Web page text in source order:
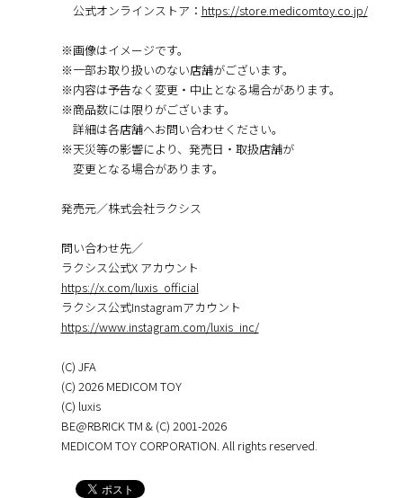
公式オンラインストア： https://store.medicomtoy.co.jp/
※画像はイメージです。
※⼀部お取り扱いのない店舗がございます。
※内容は予告なく変更・中⽌となる場合があります。
※商品数には限りがございます。
詳細は各店舗へお問い合わせください。
※天災等の影響により、発売⽇・取扱店舗が
変更となる場合があります。
発売元／株式会社ラクシス
問い合わせ先／
ラクシス公式X アカウント
https://x.com/luxis_official
ラクシス公式Instagramアカウント
https://www.instagram.com/luxis_inc/
(C) JFA
(C) 2026 MEDICOM TOY
(C) luxis
BE@RBRICK TM & (C) 2001-2026
MEDICOM TOY CORPORATION. All rights reserved.